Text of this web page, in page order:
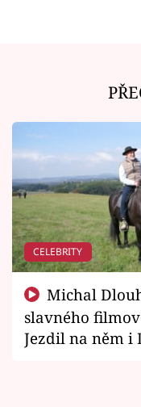
CELEBRITY
slavného
Jezdil na něm i